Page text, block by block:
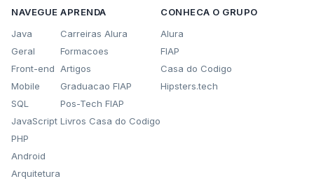
NAVEGUE
Java
Geral
Front-end
Mobile
SQL
JavaScript
PHP
Android
Arquitetura
APRENDA
Carreiras Alura
Formacoes
Artigos
Graduacao FIAP
Pos-Tech FIAP
Livros Casa do Codigo
CONHECA O GRUPO
Alura
FIAP
Casa do Codigo
Hipsters.tech